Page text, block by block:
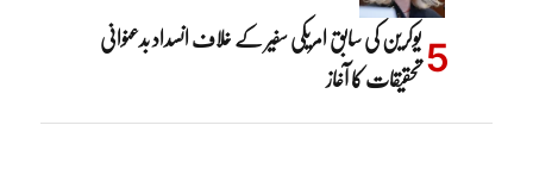
یوکرین کی سابق امریکی سفیر کے خلاف انسداد بدعنوانی
تحقیقات کا آغاز